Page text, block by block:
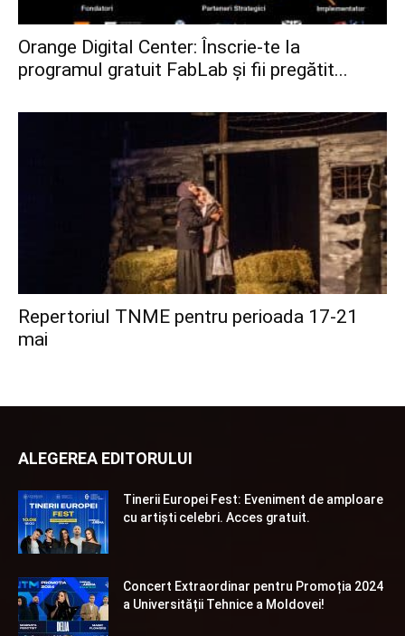
Orange Digital Center: Înscrie-te la
programul gratuit FabLab și fii pregătit...
Repertoriul TNME pentru perioada 17-21
mai
ALEGEREA EDITORULUI
Tinerii Europei Fest: Eveniment de amploare
cu artiști celebri. Acces gratuit.
Concert Extraordinar pentru Promoția 2024
a Universității Tehnice a Moldovei!